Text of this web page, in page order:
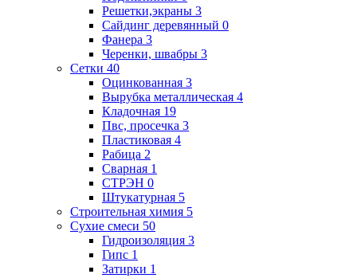
Решетки,экраны 3
Сайдинг деревянный 0
Фанера 3
Черенки, швабры 3
Сетки 40
Оцинкованная 3
Вырубка металлическая 4
Кладочная 19
Пвс, просечка 3
Пластиковая 4
Рабица 2
Сварная 1
СТРЭН 0
Штукатурная 5
Строительная химия 5
Сухие смеси 50
Гидроизоляция 3
Гипс 1
Затирки 1